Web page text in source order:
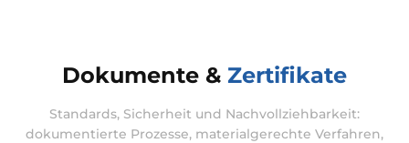
Dokumente & Zertifikate
Standards, Sicherheit und Nachvollziehbarkeit:
dokumentierte Prozesse, materialgerechte Verfahren,